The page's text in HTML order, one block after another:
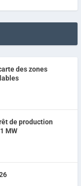
des zones
de production
MW